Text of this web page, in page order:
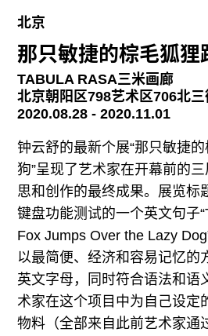
北京
那只敏捷的棕毛狐狸
TABULA RASA三米画廊
北京朝阳区798艺术区706北
2020.08.28 - 2020.11.01
钟云舒的最新个展“那只敏捷
狗”呈现了艺术家在开幕前的
思和创作的最终成果。展览标
键盘功能测试的一个英文句子
Fox Jumps Over the Lazy
以最简便、经济和容易记忆的
英文字母，同时符合语法和语
术家在这个项目中为自己设定
物料（全部来自此前艺术家通